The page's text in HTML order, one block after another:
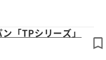
「TPシリーズ」